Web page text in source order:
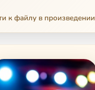
к файлу в произведении